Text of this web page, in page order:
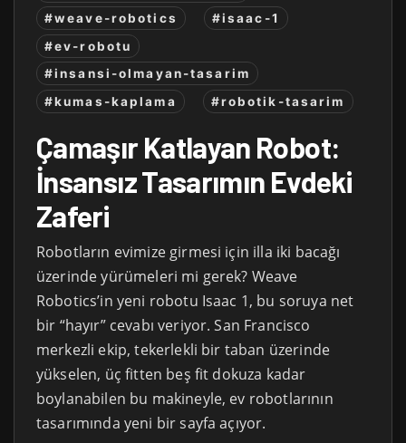
#weave-robotics
#isaac-1
#ev-robotu
#insansi-olmayan-tasarim
#kumas-kaplama
#robotik-tasarim
Çamaşır Katlayan Robot:
İnsansız Tasarımın Evdeki
Zaferi
Robotların evimize girmesi için illa iki bacağı
üzerinde yürümeleri mi gerek? Weave
Robotics’in yeni robotu Isaac 1, bu soruya net
bir “hayır” cevabı veriyor. San Francisco
merkezli ekip, tekerlekli bir taban üzerinde
yükselen, üç fitten beş fit dokuza kadar
boylanabilen bu makineyle, ev robotlarının
tasarımında yeni bir sayfa açıyor.